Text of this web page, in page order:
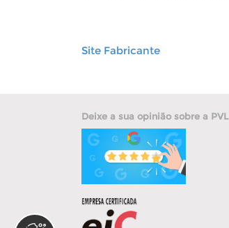
Site Fabricante
Deixe a sua opinião sobre a PVL